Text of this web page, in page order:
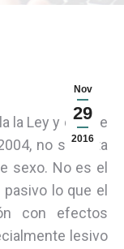
Nov
29
2016
la Ley y que se
no se trata
sexo. No es el
lo que el
con efectos
lesivo